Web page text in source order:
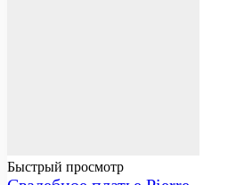
Быстрый просмотр